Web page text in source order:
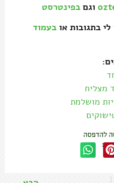
וגם בפינטרסט
בתגובות או בעמוד
מצליח
מושלמת